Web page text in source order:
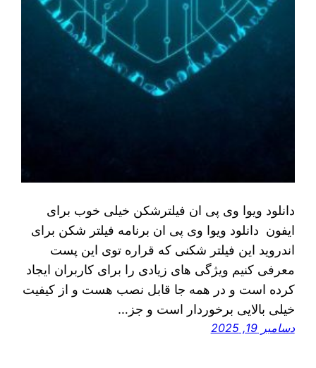
دانلود ویوا وی پی ان فیلترشکن خیلی خوب برای
ایفون دانلود ویوا وی پی ان برنامه فیلتر شکن برای
اندروید این فیلتر شکنی که قراره توی اين پست
معرفی کنیم ویژگی های زیادی را برای کاربران ایجاد
کرده است و در همه جا قابل نصب هست و از کیفیت
خیلی بالایی برخوردار است و جز…
دسامبر 19, 2025